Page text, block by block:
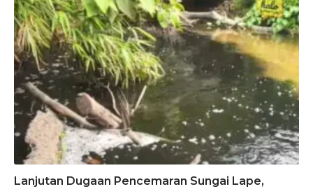
Lanjutan Dugaan Pencemaran Sungai Lape,